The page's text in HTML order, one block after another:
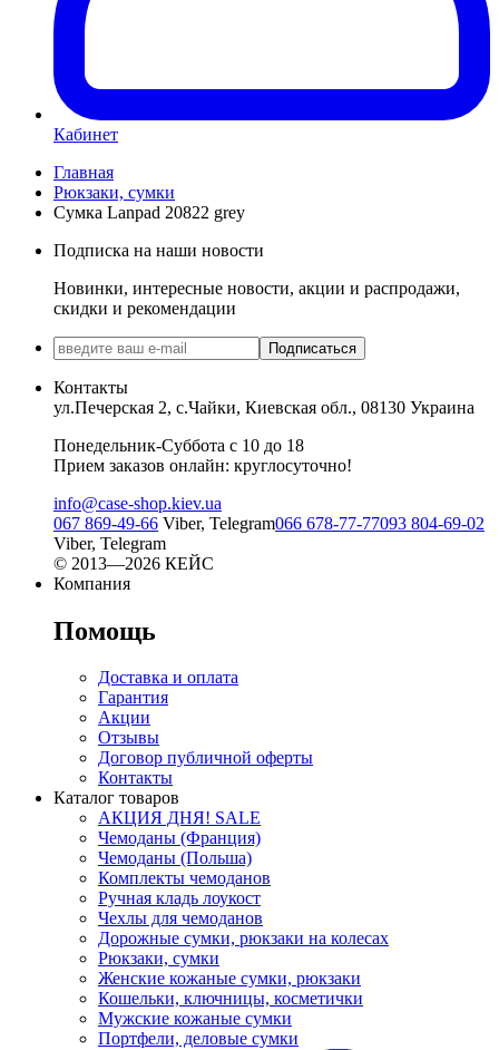
Кабинет
Главная
Рюкзаки, сумки
Сумка Lanpad 20822 grey
Подписка на наши новости
Новинки, интересные новости, акции и распродажи,
скидки и рекомендации
Подписаться
Контакты
ул.Печерская 2, с.Чайки, Киевская обл., 08130 Украина
Понедельник-Суббота с 10 до 18
Прием заказов онлайн: круглосуточно!
info@case-shop.kiev.ua
067 869-49-66 Viber, Telegram066 678-77-77093 804-69-02
Viber, Telegram
© 2013—2026 КЕЙС
Компания
Помощь
Доставка и оплата
Гарантия
Акции
Отзывы
Договор публичной оферты
Контакты
Каталог товаров
АКЦИЯ ДНЯ! SALE
Чемоданы (Франция)
Чемоданы (Польша)
Комплекты чемоданов
Ручная кладь лоукост
Чехлы для чемоданов
Дорожные сумки, рюкзаки на колесах
Рюкзаки, сумки
Женские кожаные сумки, рюкзаки
Кошельки, ключницы, косметички
Мужские кожаные сумки
Портфели, деловые сумки